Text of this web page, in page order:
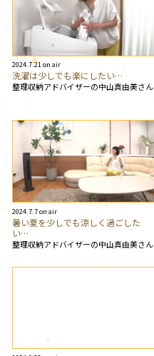
2024.7.21 on air
洗濯は少しでも楽にしたい…
整理収納アドバイザーの中山真由美さん
2024.7.7 on air
暑い夏を少しでも涼しく過ごした
い…
整理収納アドバイザーの中山真由美さん